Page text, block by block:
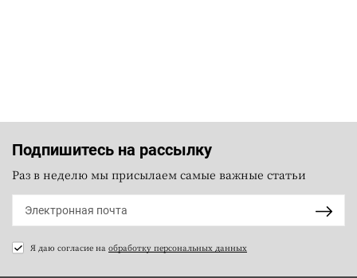
Подпишитесь на рассылку
Раз в неделю мы присылаем самые важные статьи
Я даю согласие на обработку персональных данных